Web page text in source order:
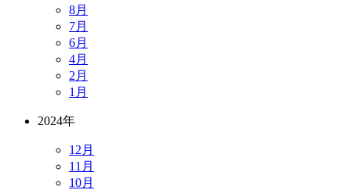
8月
7月
6月
4月
2月
1月
2024年
12月
11月
10月